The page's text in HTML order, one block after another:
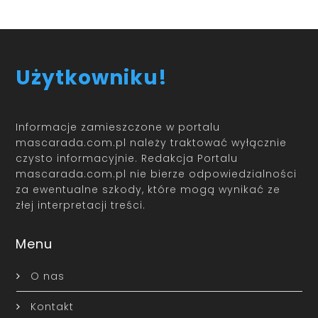
Użytkowniku!
Informacje zamieszczone w portalu
mascarada.com.pl należy traktować wyłącznie
czysto informacyjnie. Redakcja Portalu
mascarada.com.pl nie bierze odpowiedzialności
za ewentualne szkody, które mogą wynikać ze
złej interpretacji treści.
Menu
O nas
Kontakt